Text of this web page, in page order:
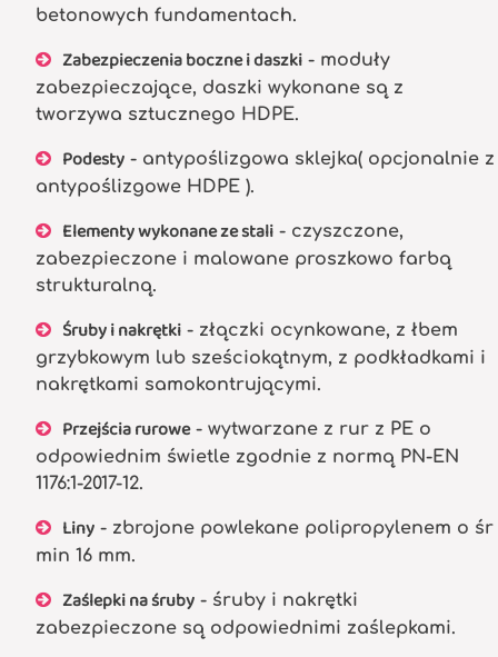
betonowych fundamentach.
Zabezpieczenia boczne i daszki - moduły
zabezpieczające, daszki wykonane są z
tworzywa sztucznego HDPE.
Podesty - antypoślizgowa sklejka( opcjonalnie z
antypoślizgowe HDPE ).
Elementy wykonane ze stali - czyszczone,
zabezpieczone i malowane proszkowo farbą
strukturalną.
Śruby i nakrętki - złączki ocynkowane, z łbem
grzybkowym lub sześciokątnym, z podkładkami i
nakrętkami samokontrującymi.
Przejścia rurowe- wytwarzane z rur z PE o
odpowiednim świetle zgodnie z normą PN-EN
1176:1-2017-12.
Liny - zbrojone powlekane polipropylenem o śr
min 16 mm.
Zaślepki na śruby - śruby i nakrętki
zabezpieczone są odpowiednimi zaślepkami.